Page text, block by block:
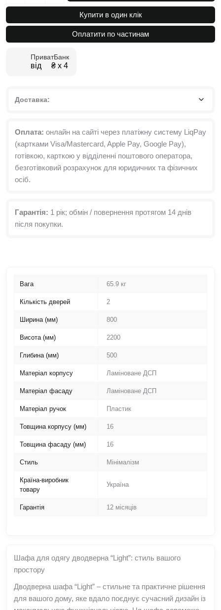
одягу
Light
кількість
Купити в один клік
Оплатити по частинам
ПриватБанк
від ₴ х 4
Доставка:
Оплата: онлайн на сайті через платіжну систему LiqPay
(картками Visa/Mastercard, Apple Pay, Google Pay),
готівкою, карткою у відділенні поштового оператора,
безготівковий розрахунок для юридичних та фізичних
осіб.
Гарантія: 1 рік; обмін / повернення протягом 14 днів
після покупки.
Вага 65.9 кг
Кількість дверей 2
Ширина (мм) 800
Висота (мм) 2200
Глибина (мм) 500
Матеріал корпусу Ламіноване ДСП
Матеріал фасаду Ламіноване ДСП
Матеріал ручок Пластик
Товщина корпусу (мм) 16
Товщина фасаду (мм) 16
Стиль Мінімалізм
Країна-виробник
товару
Україна
Гарантія 12 місяців
Шафа для одягу дводверна “Light”: стиль вашого
простору
Дводверна шафа “Light” – стильне та практичне рішення
для вашого дому, яке вдало поєднує сучасний дизайн із